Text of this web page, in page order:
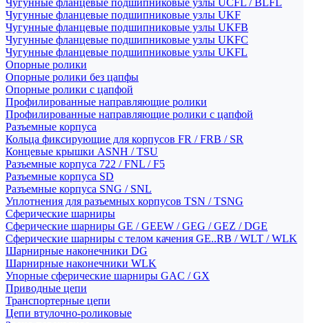
Чугунные фланцевые подшипниковые узлы UCFL / BLFL
Чугунные фланцевые подшипниковые узлы UKF
Чугунные фланцевые подшипниковые узлы UKFB
Чугунные фланцевые подшипниковые узлы UKFC
Чугунные фланцевые подшипниковые узлы UKFL
Опорные ролики
Опорные ролики без цапфы
Опорные ролики с цапфой
Профилированные направляющие ролики
Профилированные направляющие ролики с цапфой
Разъемные корпуса
Кольца фиксирующие для корпусов FR / FRB / SR
Концевые крышки ASNH / TSU
Разъемные корпуса 722 / FNL / F5
Разъемные корпуса SD
Разъемные корпуса SNG / SNL
Уплотнения для разъемных корпусов TSN / TSNG
Сферические шарниры
Сферические шарниры GE / GEEW / GEG / GEZ / DGE
Сферические шарниры с телом качения GE..RB / WLT / WLK
Шарнирные наконечники DG
Шарнирные наконечники WLK
Упорные сферические шарниры GAC / GX
Приводные цепи
Транспортерные цепи
Цепи втулочно-роликовые